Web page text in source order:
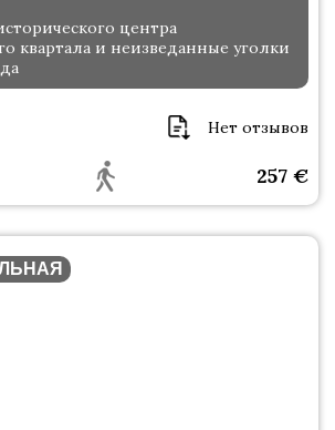
центра
квартала и неизведанные уголки
Нет отзывов
257 €